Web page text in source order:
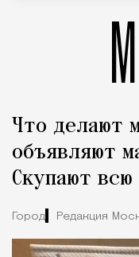
Что делают
объявляют
Скупают всю
Город Редакция